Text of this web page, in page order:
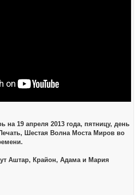
на 19 апреля 2013 года, пятницу, день
Шестая Волна Моста Миров во
Аштар, Крайон, Адама и Мария